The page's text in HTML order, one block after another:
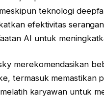
teknologi
efektivitas
AI untuk
merekomendasikan
termasuk memastikan
karyawan untuk